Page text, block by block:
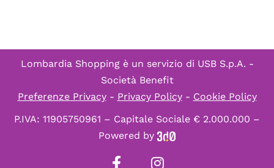
Lombardia Shopping è un servizio di USB S.p.A. -
Società Benefit
Preferenze Privacy- Privacy Policy- Cookie Policy
P.IVA: 11905750961 – Capitale Sociale € 2.000.000 –
Powered by